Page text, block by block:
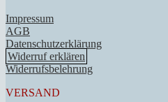
Impressum
AGB
Datenschutzerklärung
Widerruf erklären
Widerrufsbelehrung
VERSAND